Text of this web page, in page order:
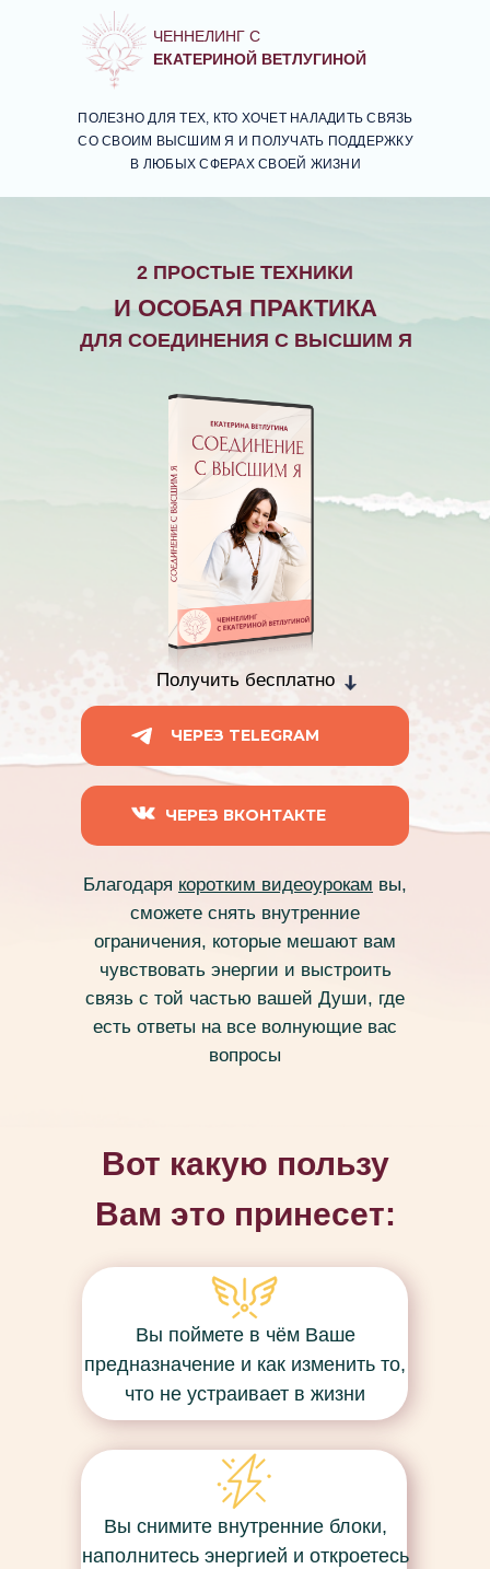
ЧЕННЕЛИНГ С
ЕКАТЕРИНОЙ ВЕТЛУГИНОЙ
ПОЛЕЗНО ДЛЯ ТЕХ, КТО ХОЧЕТ НАЛАДИТЬ СВЯЗЬ
СО СВОИМ ВЫСШИМ Я И ПОЛУЧАТЬ ПОДДЕРЖКУ
В ЛЮБЫХ СФЕРАХ СВОЕЙ ЖИЗНИ
ЧЕРЕЗ TELEGRAM
И ОСОБАЯ ПРАКТИКА
ДЛЯ СОЕДИНЕНИЯ С ВЫСШИМ Я
Благодаря коротким видеоурокам вы,
сможете снять внутренние
ограничения, которые мешают вам
чувствовать энергии и выстроить
связь с той частью вашей Души, где
есть ответы на все волнующие вас
вопросы
2 ПРОСТЫЕ ТЕХНИКИ
Получить бесплатно
ЧЕРЕЗ ВКОНТАКТЕ
Вот какую пользу
Вам это принесет:
Вы поймете в чём Ваше
предназначение и как изменить то,
что не устраивает в жизни
Вы снимите внутренние блоки,
наполнитесь энергией и откроетесь